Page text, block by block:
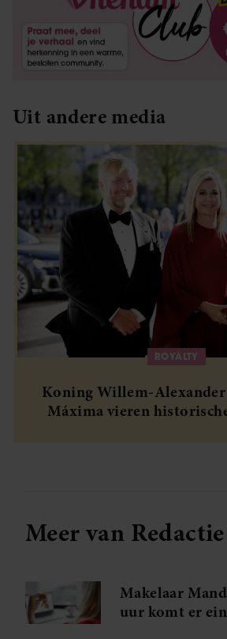
Uit andere media
ROYALTY
Koning Willem-
Máxima vieren
Meer van Redactie
Makelaar
uur komt er